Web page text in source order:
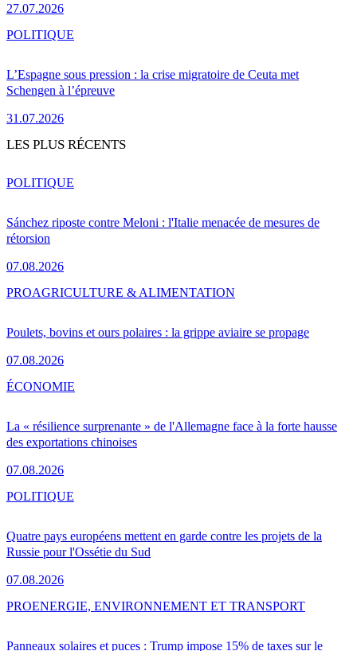
27.07.2026
L’Espagne sous pression : la crise migratoire de Ceuta met
Schengen à l’épreuve
31.07.2026
POLITIQUE
LES PLUS RÉCENTS
Sánchez riposte contre Meloni : l'Italie menacée de mesures de
rétorsion
07.08.2026
POLITIQUE
Poulets, bovins et ours polaires : la grippe aviaire se propage
07.08.2026
PROAGRICULTURE & ALIMENTATION
La « résilience surprenante » de l'Allemagne face à la forte hausse
des exportations chinoises
07.08.2026
ÉCONOMIE
Quatre pays européens mettent en garde contre les projets de la
Russie pour l'Ossétie du Sud
07.08.2026
POLITIQUE
Panneaux solaires et puces : Trump impose 15% de taxes sur le
PROENERGIE, ENVIRONNEMENT ET TRANSPORT